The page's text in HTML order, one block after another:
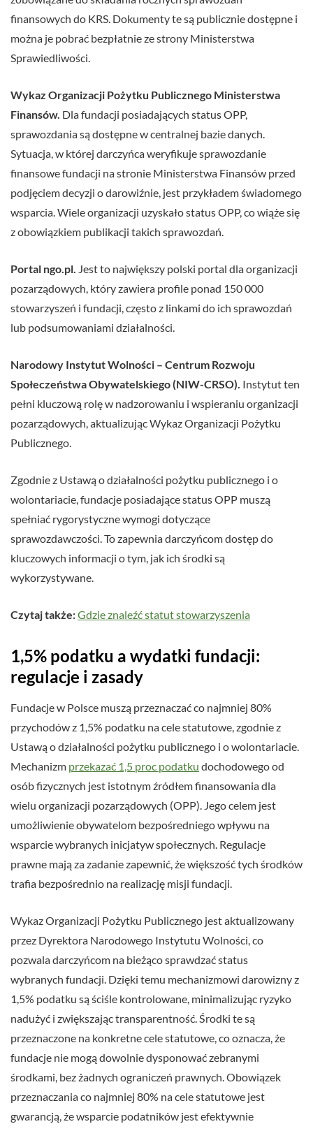
finansowych do KRS. Dokumenty te są publicznie dostępne i
można je pobrać bezpłatnie ze strony Ministerstwa
Sprawiedliwości.
Wykaz Organizacji Pożytku Publicznego Ministerstwa
Finansów. Dla fundacji posiadających status OPP,
sprawozdania są dostępne w centralnej bazie danych.
Sytuacja, w której darczyńca weryfikuje sprawozdanie
finansowe fundacji na stronie Ministerstwa Finansów przed
podjęciem decyzji o darowiźnie, jest przykładem świadomego
wsparcia. Wiele organizacji uzyskało status OPP, co wiąże się
z obowiązkiem publikacji takich sprawozdań.
Portal ngo.pl. Jest to największy polski portal dla organizacji
pozarządowych, który zawiera profile ponad 150 000
stowarzyszeń i fundacji, często z linkami do ich sprawozdań
lub podsumowaniami działalności.
Narodowy Instytut Wolności – Centrum Rozwoju
Społeczeństwa Obywatelskiego (NIW-CRSO). Instytut ten
pełni kluczową rolę w nadzorowaniu i wspieraniu organizacji
pozarządowych, aktualizując Wykaz Organizacji Pożytku
Publicznego.
Zgodnie z Ustawą o działalności pożytku publicznego i o
wolontariacie, fundacje posiadające status OPP muszą
spełniać rygorystyczne wymogi dotyczące
sprawozdawczości. To zapewnia darczyńcom dostęp do
kluczowych informacji o tym, jak ich środki są
wykorzystywane.
Czytaj także:Gdzie znaleźć statut stowarzyszenia
1,5% podatku a wydatki fundacji:
regulacje i zasady
Fundacje w Polsce muszą przeznaczać co najmniej 80%
przychodów z 1,5% podatku na cele statutowe, zgodnie z
Ustawą o działalności pożytku publicznego i o wolontariacie.
Mechanizm przekazać 1,5 proc podatku dochodowego od
osób fizycznych jest istotnym źródłem finansowania dla
wielu organizacji pozarządowych (OPP). Jego celem jest
umożliwienie obywatelom bezpośredniego wpływu na
wsparcie wybranych inicjatyw społecznych. Regulacje
prawne mają za zadanie zapewnić, że większość tych środków
trafia bezpośrednio na realizację misji fundacji.
Wykaz Organizacji Pożytku Publicznego jest aktualizowany
przez Dyrektora Narodowego Instytutu Wolności, co
pozwala darczyńcom na bieżąco sprawdzać status
wybranych fundacji. Dzięki temu mechanizmowi darowizny z
1,5% podatku są ściśle kontrolowane, minimalizując ryzyko
nadużyć i zwiększając transparentność. Środki te są
przeznaczone na konkretne cele statutowe, co oznacza, że
fundacje nie mogą dowolnie dysponować zebranymi
środkami, bez żadnych ograniczeń prawnych. Obowiązek
przeznaczania co najmniej 80% na cele statutowe jest
gwarancją, że wsparcie podatników jest efektywnie